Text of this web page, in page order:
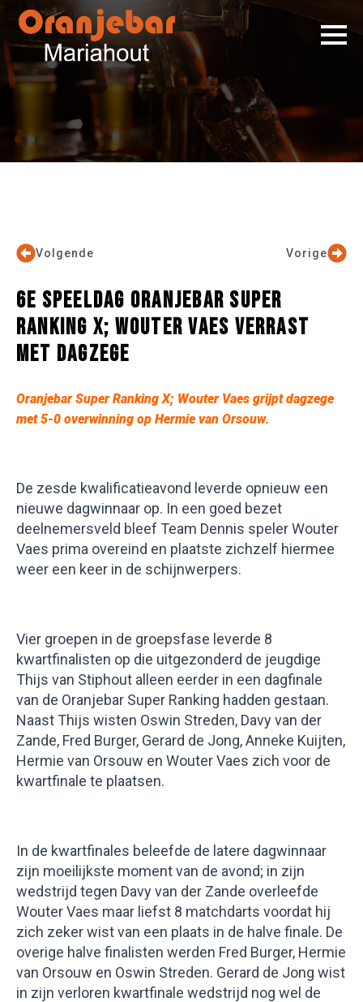
Vorige
Volgende
6E SPEELDAG ORANJEBAR SUPER
RANKING X; WOUTER VAES VERRAST
MET DAGZEGE
Oranjebar Super Ranking X; Wouter Vaes grijpt dagzege
met 5-0 overwinning op Hermie van Orsouw.
De zesde kwalificatieavond leverde opnieuw een
nieuwe dagwinnaar op. In een goed bezet
deelnemersveld bleef Team Dennis speler Wouter
Vaes prima overeind en plaatste zichzelf hiermee
weer een keer in de schijnwerpers.
Vier groepen in de groepsfase leverde 8
kwartfinalisten op die uitgezonderd de jeugdige
Thijs van Stiphout alleen eerder in een dagfinale
van de Oranjebar Super Ranking hadden gestaan.
Naast Thijs wisten Oswin Streden, Davy van der
Zande, Fred Burger, Gerard de Jong, Anneke Kuijten,
Hermie van Orsouw en Wouter Vaes zich voor de
kwartfinale te plaatsen.
In de kwartfinales beleefde de latere dagwinnaar
zijn moeilijkste moment van de avond; in zijn
wedstrijd tegen Davy van der Zande overleefde
Wouter Vaes maar liefst 8 matchdarts voordat hij
zich zeker wist van een plaats in de halve finale. De
overige halve finalisten werden Fred Burger, Hermie
van Orsouw en Oswin Streden. Gerard de Jong wist
in zijn verloren kwartfinale wedstrijd nog wel de